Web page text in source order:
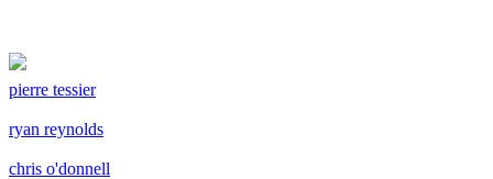
pierre tessier
ryan reynolds
chris o'donnell